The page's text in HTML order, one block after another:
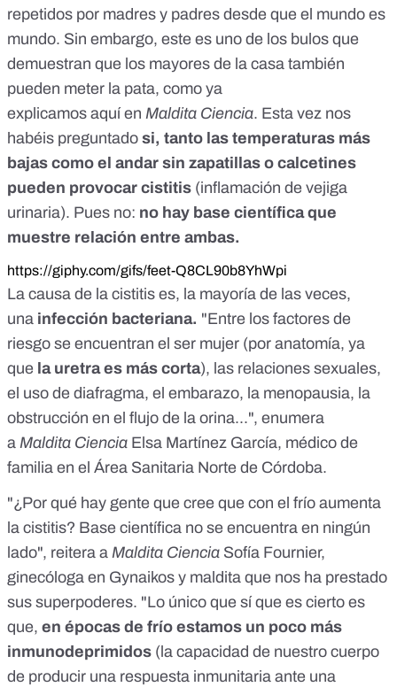
repetidos por madres y padres desde que el mundo es
mundo. Sin embargo, este es uno de los bulos que
demuestran que los mayores de la casa también
pueden meter la pata, como ya
explicamos aquíen Maldita Ciencia. Esta vez nos
habéis preguntado si, tanto las temperaturas más
bajas como el andar sin zapatillas o calcetines
pueden provocar cistitis (inflamación de vejiga
urinaria). Pues no: no hay base científica que
muestre relación entre ambas.
https://giphy.com/gifs/feet-Q8CL90b8YhWpi
La causa de la cistitis es, la mayoría de las veces,
una infección bacteriana. "Entre los factores de
riesgo se encuentran el ser mujer (por anatomía, ya
que la uretra es más corta), las relaciones sexuales,
el uso de diafragma, el embarazo, la menopausia, la
obstrucción en el flujo de la orina...", enumera
a Maldita Ciencia Elsa Martínez García, médico de
familia en el Área Sanitaria Norte de Córdoba.
"¿Por qué hay gente que cree que con el frío aumenta
la cistitis? Base científica no se encuentra en ningún
lado", reitera a Maldita Ciencia Sofía Fournier,
ginecóloga en Gynaikos y maldita que nos ha prestado
sus superpoderes. "Lo único que sí que es cierto es
que, en épocas de frío estamos un poco más
inmunodeprimidos (la capacidad de nuestro cuerpo
de producir una respuesta inmunitaria ante una